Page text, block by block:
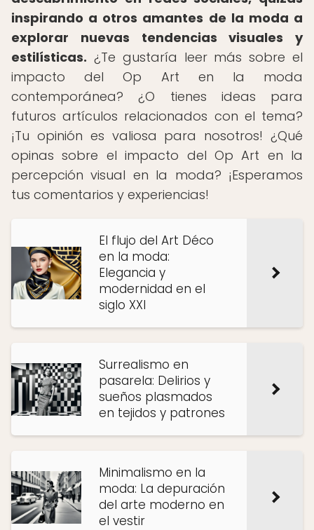
inspirando a otros amantes de la moda a
explorar nuevas tendencias visuales y
estilísticas. ¿Te gustaría leer más sobre el
impacto del Op Art en la moda
contemporánea? ¿O tienes ideas para
futuros artículos relacionados con el tema?
¡Tu opinión es valiosa para nosotros! ¿Qué
opinas sobre el impacto del Op Art en la
percepción visual en la moda? ¡Esperamos
tus comentarios y experiencias!
El flujo del Art Déco
en la moda:
Elegancia y
modernidad en el
siglo XXI
Surrealismo en
pasarela: Delirios y
sueños plasmados
en tejidos y patrones
Minimalismo en la
moda: La depuración
del arte moderno en
el vestir